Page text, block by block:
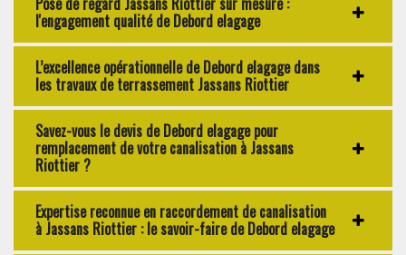
l'engagement qualité de Debord elagage
L’excellence opérationnelle de Debord elagage dans
les travaux de terrassement Jassans Riottier
Savez-vous le devis de Debord elagage pour
remplacement de votre canalisation à Jassans
Riottier ?
Expertise reconnue en raccordement de canalisation
à Jassans Riottier : le savoir-faire de Debord elagage